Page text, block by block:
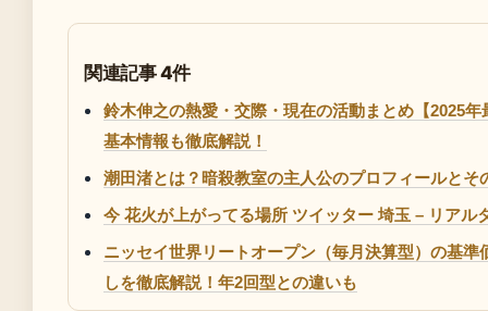
関連記事 4件
鈴木伸之の熱愛・交際・現在の活動まとめ【2025
基本情報も徹底解説！
潮田渚とは？暗殺教室の主人公のプロフィールとそ
今 花火が上がってる場所 ツイッター 埼玉 – リアル
ニッセイ世界リートオープン（毎月決算型）の基
しを徹底解説！年2回型との違いも